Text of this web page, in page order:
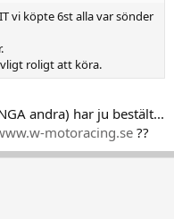
vi köpte 6st alla var sönder
roligt att köra.
andra) har ju bestält...
motoracing.se ??